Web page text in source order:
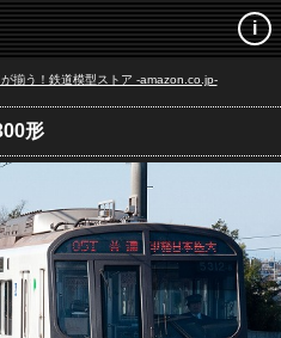
i
揃う！鉄道模型ストア -amazon.co.jp-
形